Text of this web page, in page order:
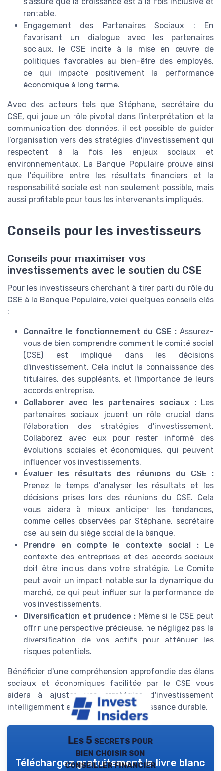
s'assure que la croissance est à la fois inclusive et
rentable.
Engagement des Partenaires Sociaux : En
favorisant un dialogue avec les partenaires
sociaux, le CSE incite à la mise en œuvre de
politiques favorables au bien-être des employés,
ce qui impacte positivement la performance
économique à long terme.
Avec des acteurs tels que Stéphane, secrétaire du
CSE, qui joue un rôle pivotal dans l'interprétation et la
communication des données, il est possible de guider
l’organisation vers des stratégies d'investissement qui
respectent à la fois les enjeux sociaux et
environnementaux. La Banque Populaire prouve ainsi
que l'équilibre entre les résultats financiers et la
responsabilité sociale est non seulement possible, mais
aussi profitable pour tous les intervenants impliqués.
Conseils pour les investisseurs
Conseils pour maximiser vos
investissements avec le soutien du CSE
Pour les investisseurs cherchant à tirer parti du rôle du
CSE à la Banque Populaire, voici quelques conseils clés
:
Connaître le fonctionnement du CSE : Assurez-
vous de bien comprendre comment le comité social
(CSE) est impliqué dans les décisions
d'investissement. Cela inclut la connaissance des
titulaires, des suppléants, et l'importance de leurs
accords entreprise.
Collaborer avec les partenaires sociaux :Les
partenaires sociaux jouent un rôle crucial dans
l'élaboration des stratégies d'investissement.
Collaborez avec eux pour rester informé des
évolutions sociales et économiques, qui peuvent
influencer vos investissements.
Évaluer les résultats des réunions du CSE :
Prenez le temps d'analyser les résultats et les
décisions prises lors des réunions du CSE. Cela
vous aidera à mieux anticiper les tendances,
comme celles observées par Stéphane, secrétaire
cse, au sein du siège social de la banque.
Prendre en compte le contexte social : Le
contexte des entreprises et des accords sociaux
doit être inclus dans votre stratégie. Le Comite
peut avoir un impact notable sur la dynamique du
marché, ce qui peut influer sur la performance de
vos investissements.
Diversification et prudence :Même si le CSE peut
offrir une perspective précieuse, ne négligez pas la
diversification de vos actifs pour atténuer les
risques potentiels.
Bénéficier d'une compréhension approfondie des élans
sociaux et économiques facilitée par le CSE vous
aidera à ajuster vos stratégies d'investissement
intelligemment et à atteindre une croissance durable.
Les 5 secrets pour
bien choisir son
conseiller financier
Téléchargez gratuitement le livre blanc